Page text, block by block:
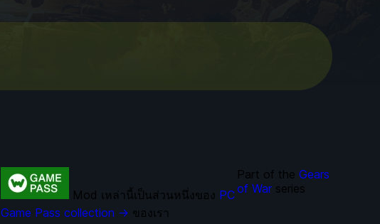
Mod เหล่านี้เป็นส่วนหนึ่งของ PC
Game Pass collection → ของเรา
Part of the Gears
of Warseries